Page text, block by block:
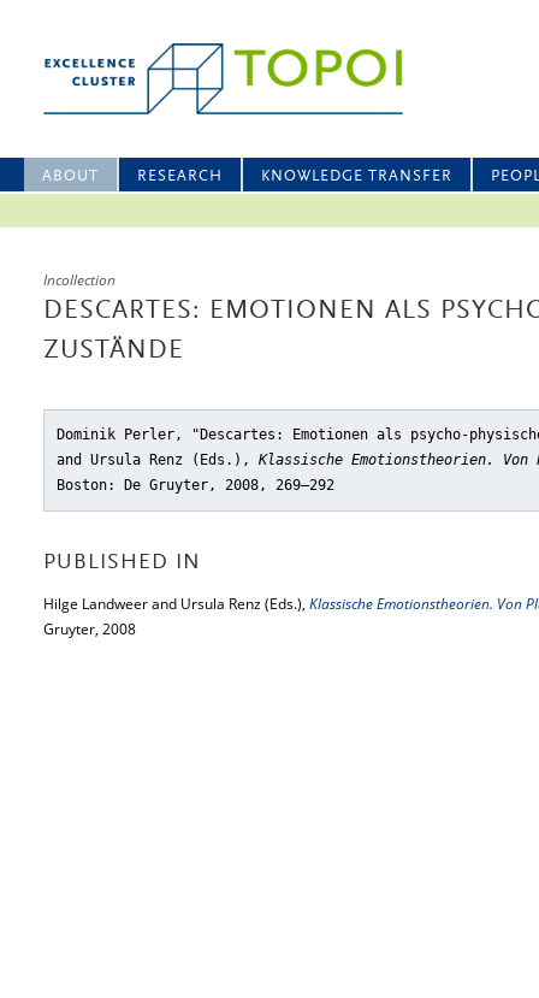
ABOUT RESEARCH KNOWLEDGE TRANSFER
Incollection
DESCARTES: EMOTIONEN ALS
ZUSTÄNDE
Dominik Perler, "Descartes: Emotionen als psycho-
and Ursula Renz (Eds.), Klassische Emotionstheorien.
Boston: De Gruyter, 2008, 269–292
PUBLISHED IN
Hilge Landweer and Ursula Renz (Eds.), Klassische Emotionstheorien. Von
Gruyter, 2008